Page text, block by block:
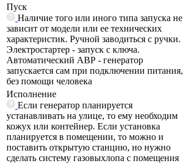
Пуск
Наличие того или иного типа запуска не
зависит от модели или ее технических
характеристик. Ручной заводиться с ручки.
Электростартер - запуск с ключа.
Автоматический АВР - генератор
запускается сам при подключении питания,
без помощи человека
Исполнение
Если генератор планируется
устанавливать на улице, то ему необходим
кожух или контейнер. Если установка
планируется в помещении, то можно и
поставить открытую станцию, но нужно
сделать систему газовыхлопа с помещения